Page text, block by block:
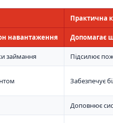
Практична
навантаження Допомагає
займання Підсилює
Забезпечує
Доповнює